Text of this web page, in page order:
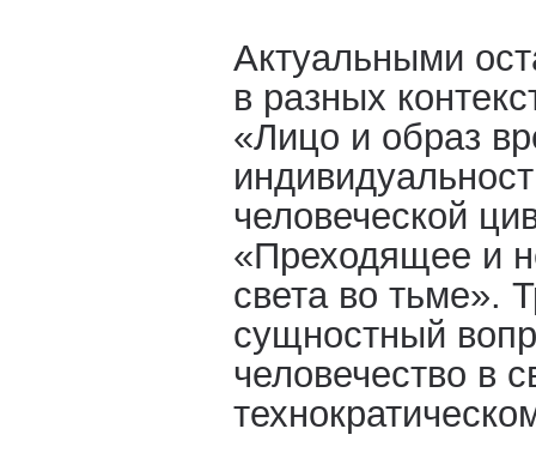
Актуальными
в разных
«Лицо и образ
человеческой
«Преходящее и
света во тьме».
сущностный
человечество в